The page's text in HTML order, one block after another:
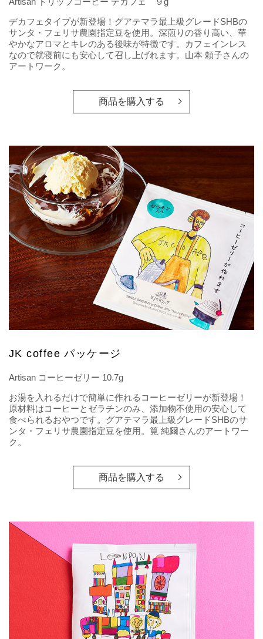
デカフェタイプが新登場！グアテマラ最上級グレードSHBの
サンタ・フェリサ農園指定豆を使用。深煎りの香り高い、華
やかなアロマとキレのある後味が特徴です。カフェインレス
なので就寝前にも安心して召し上げれます。山本 頼子さんの
アートワーク。
商品を購入する
JK coffee パッケージ
Artisan コーヒーゼリー 10.7g
お湯を入れるだけで簡単に作れるコーヒーゼリーが新登場！
原材料はコーヒーとゼラチンのみ、添加物不使用の安心して
食べられるおやつです。グアテマラ最上級グレードSHBのサ
ンタ・フェリサ農園指定豆を使用。筧 純爾さんのアートワー
ク。
商品を購入する